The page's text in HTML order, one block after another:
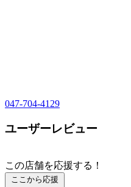
047-704-4129
ユーザーレビュー
この店舗を応援する！
ここから応援